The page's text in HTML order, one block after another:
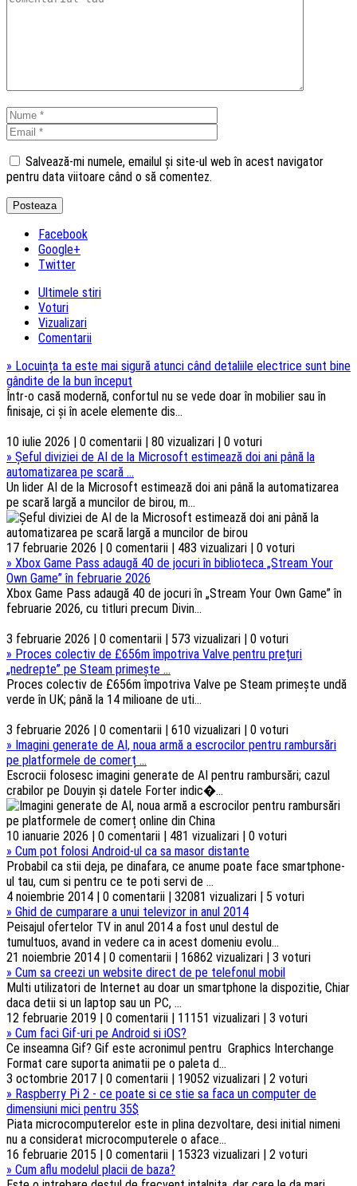
Salvează-mi numele, emailul și site-ul web în acest navigator
pentru data viitoare când o să comentez.
Facebook
Google+
Twitter
Ultimele stiri
Voturi
Vizualizari
Comentarii
» Locuința ta este mai sigură atunci când detaliile electrice sunt bine
gândite de la bun început
Într-o casă modernă, confortul nu se vede doar în mobilier sau în
finisaje, ci și în acele elemente dis...
10 iulie 2026 | 0 comentarii | 80 vizualizari | 0 voturi
» Șeful diviziei de AI de la Microsoft estimează doi ani până la
automatizarea pe scară ...
Un lider AI de la Microsoft estimează doi ani până la automatizarea
pe scară largă a muncilor de birou, m...
17 februarie 2026 | 0 comentarii | 483 vizualizari | 0 voturi
» Xbox Game Pass adaugă 40 de jocuri în biblioteca „Stream Your
Own Game” în februarie 2026
Xbox Game Pass adaugă 40 de jocuri în „Stream Your Own Game” în
februarie 2026, cu titluri precum Divin...
3 februarie 2026 | 0 comentarii | 573 vizualizari | 0 voturi
» Proces colectiv de £656m împotriva Valve pentru prețuri
„nedrepte” pe Steam primește ...
Proces colectiv de £656m împotriva Valve pe Steam primește undă
verde în UK; până la 14 milioane de uti...
3 februarie 2026 | 0 comentarii | 610 vizualizari | 0 voturi
» Imagini generate de AI, noua armă a escrocilor pentru rambursări
pe platformele de comerț ...
Escrocii folosesc imagini generate de AI pentru rambursări; cazul
crabilor pe Douyin și datele Forter indic�...
10 ianuarie 2026 | 0 comentarii | 481 vizualizari | 0 voturi
» Cum pot folosi Android-ul ca sa masor distante
Probabil ca stii deja, pe dinafara, ce anume poate face smartphone-
ul tau, cum si pentru ce te poti servi de ...
4 noiembrie 2014 | 0 comentarii | 32081 vizualizari | 5 voturi
» Ghid de cumparare a unui televizor in anul 2014
Peisajul ofertelor TV in anul 2014 a fost unul destul de
tumultuos, avand in vedere ca in acest domeniu evolu...
21 noiembrie 2014 | 0 comentarii | 16862 vizualizari | 3 voturi
» Cum sa creezi un website direct de pe telefonul mobil
Multi utilizatori de Internet au doar un smartphone la dispozitie, Chiar
daca detii si un laptop sau un PC, ...
12 februarie 2019 | 0 comentarii | 11151 vizualizari | 3 voturi
» Cum faci Gif-uri pe Android si iOS?
Ce inseamna Gif? Gif este acronimul pentru Graphics Interchange
Format care suporta animatii pe o paleta d...
3 octombrie 2017 | 0 comentarii | 19052 vizualizari | 2 voturi
» Raspberry Pi 2 - ce poate si ce stie sa faca un computer de
dimensiuni mici pentru 35$
Piata microcomputerelor este in plina dezvoltare, desi initial nimeni
nu a considerat microcomputerele o aface...
16 februarie 2015 | 0 comentarii | 15323 vizualizari | 2 voturi
» Cum aflu modelul placii de baza?